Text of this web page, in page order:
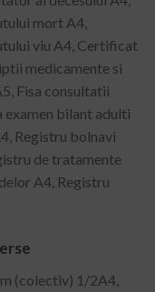
mort A4,
viu A4, Certificat
medicamente si
Fisa consultatii
examen bilant adulti
Registru bolnavi
de tratamente
A4, Registru
(colectiv) 1/2A4,